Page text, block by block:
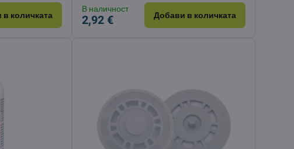
количката
В наличност
2,92 € Добави в количката